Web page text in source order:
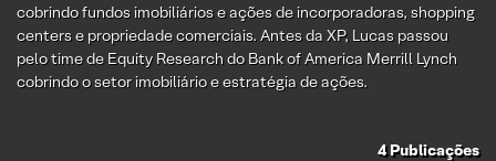
cobrindo fundos imobiliários e ações de incorporadoras, shopping
centers e propriedade comerciais. Antes da XP, Lucas passou
pelo time de Equity Research do Bank of America Merrill Lynch
cobrindo o setor imobiliário e estratégia de ações.
4Publicações